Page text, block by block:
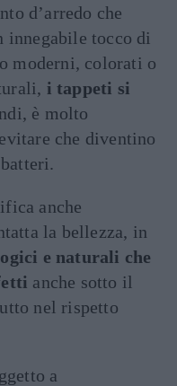
d’arredo che
innegabile tocco di
moderni, colorati o
i tappeti si
è molto
che diventino
anche
la bellezza, in
e naturali che
anche sotto il
nel rispetto
a